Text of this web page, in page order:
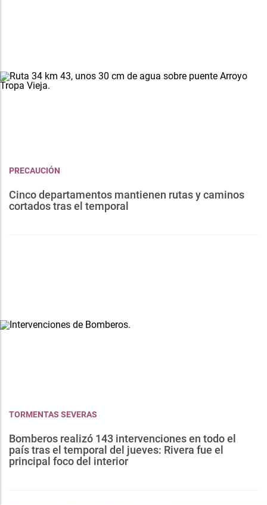
PRECAUCIÓN
Cinco departamentos mantienen rutas y caminos
cortados tras el temporal
TORMENTAS SEVERAS
Bomberos realizó 143 intervenciones en todo el
país tras el temporal del jueves: Rivera fue el
principal foco del interior